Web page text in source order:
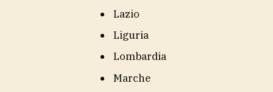
Lazio
Liguria
Lombardia
Marche